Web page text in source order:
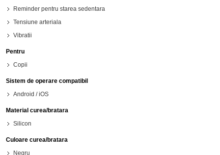
Reminder pentru starea sedentara
Tensiune arteriala
Vibratii
Pentru
Copii
Sistem de operare compatibil
Android / iOS
Material curea/bratara
Silicon
Culoare curea/bratara
Negru